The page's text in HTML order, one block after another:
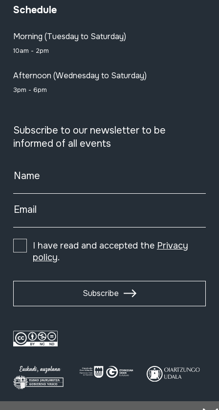
Schedule
Morning (Tuesday to Saturday)
10am - 2pm
Afternoon (Wednesday to Saturday)
3pm - 6pm
Subscribe to our newsletter to be
informed of all events
Name
Email
I have read and accepted the Privacy
policy.
Subscribe